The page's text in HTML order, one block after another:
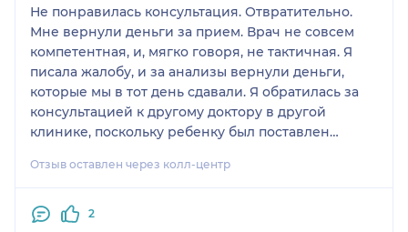
Не понравилась консультация. Отвратительно.
Мне вернули деньги за прием. Врач не совсем
компетентная, и, мягко говоря, не тактичная. Я
писала жалобу, и за анализы вернули деньги,
которые мы в тот день сдавали. Я обратилась за
консультацией к другому доктору в другой
клинике, поскольку ребенку был поставлен
Отзыв оставлен через колл-центр
2